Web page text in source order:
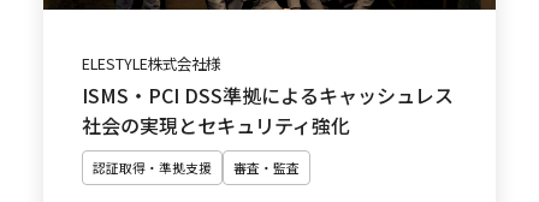
ELESTYLE株式会社様
ISMS・PCI DSS準拠によるキャッシュレス
社会の実現とセキュリティ強化
認証取得・準拠支援 審査・監査